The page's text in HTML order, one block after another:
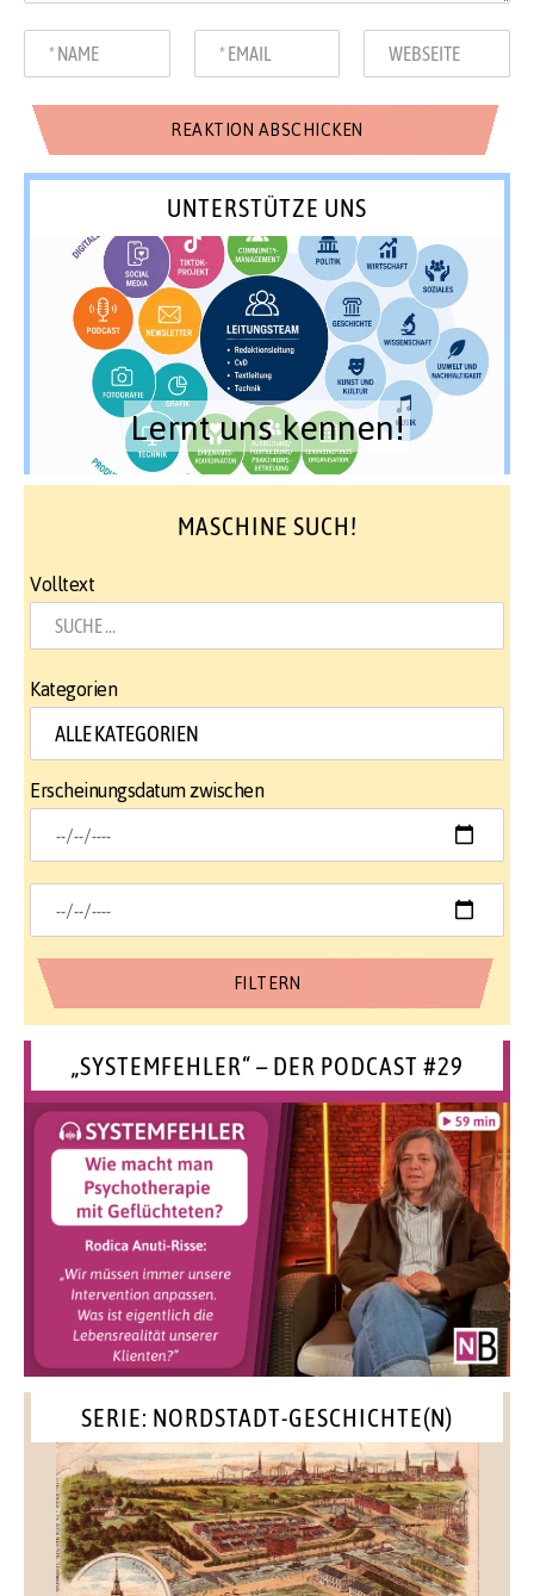
UNTERSTÜTZE UNS
Lernt uns kennen!
MASCHINE SUCH!
Volltext
Kategorien
Erscheinungsdatum zwischen
„SYSTEMFEHLER“ – DER PODCAST #29
SERIE: NORDSTADT-GESCHICHTE(N)